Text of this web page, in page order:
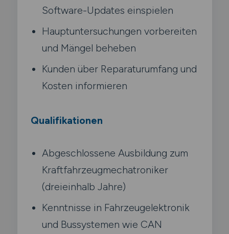
Software-Updates einspielen
Hauptuntersuchungen vorbereiten
und Mängel beheben
Kunden über Reparaturumfang und
Kosten informieren
Qualifikationen
Abgeschlossene Ausbildung zum
Kraftfahrzeugmechatroniker
(dreieinhalb Jahre)
Kenntnisse in Fahrzeugelektronik
und Bussystemen wie CAN